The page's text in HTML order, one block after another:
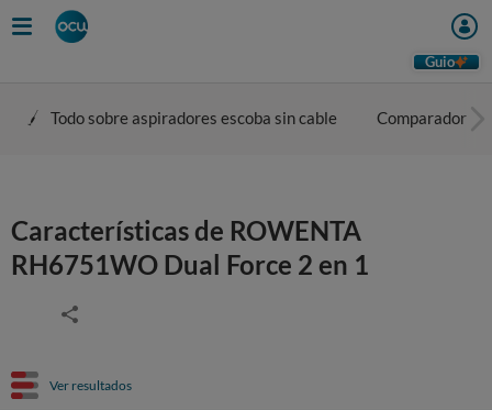
Guio
Todo sobre aspiradores escoba sin cable Comparador
Características de ROWENTA
RH6751WO Dual Force 2 en 1
Ver resultados